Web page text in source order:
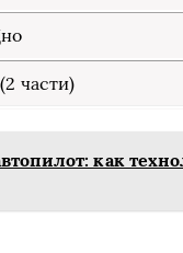
части)
как